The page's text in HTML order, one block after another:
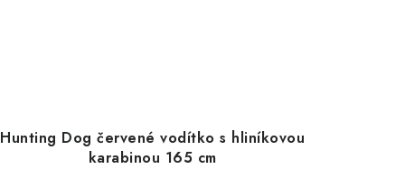
Hunting Dog červené vodítko s hliníkovou
karabinou 165 cm